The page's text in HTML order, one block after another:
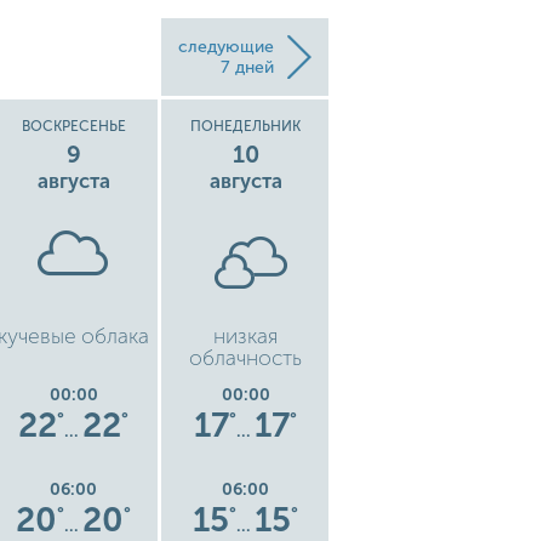
следующие
7 дней
ВОСКРЕСЕНЬЕ
9
августа
облака
00:00
22°
… 22°
06:00
20°
… 20°
ПОНЕДЕЛЬНИК
10
августа
низкая
облачность
00:00
17°
… 17°
06:00
15°
… 15°